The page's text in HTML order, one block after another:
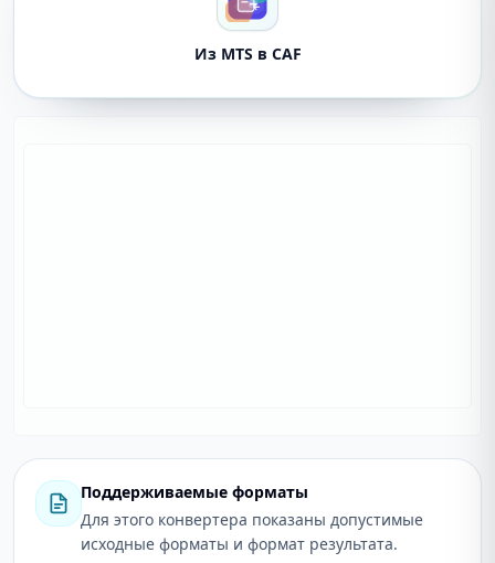
Из MTS в CAF
Поддерживаемые форматы
Для этого конвертера показаны допустимые
исходные форматы и формат результата.